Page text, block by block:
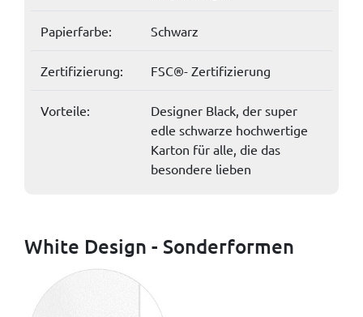
Papierfarbe: Schwarz
Zertifizierung: FSC®- Zertifizierung
Vorteile:
Designer Black, der super
edle schwarze hochwertige
Karton für alle, die das
besondere lieben
White Design - Sonderformen